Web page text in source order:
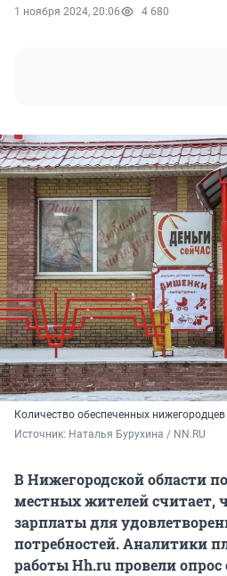
1 ноября 2024, 20:06 4 680
Количество обеспеченных
Источник: Наталья Бурухина / NN.RU
В Нижегородской области
местных жителей считает,
зарплаты для
потребностей. Аналитики
работы Hh.ru провели